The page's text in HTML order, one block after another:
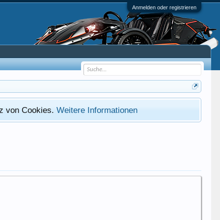
Anmelden oder registrieren
von Cookies.Weitere Informationen